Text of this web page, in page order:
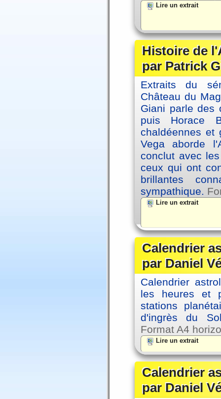
Lire un extrait
Histoire de
par Patrick
Extraits du
Château du
Giani parle des
puis Horace
chaldéennes et
Vega aborde
conclut avec
ceux qui ont
brillantes
sympathique.
Lire un extrait
Calendrier
par Daniel
Calendrier
les heures et
stations
d'ingrès du
Format A4
Lire un extrait
Calendrier
par Daniel